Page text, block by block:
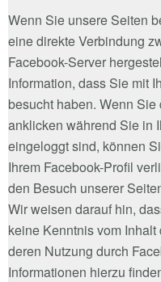
Wenn Sie unsere Seiten
eine direkte Verbindung
Facebook-Server
Information, dass Sie mit
besucht haben. Wenn
anklicken während Sie in
eingeloggt sind, können
Ihrem Facebook-Profil
den Besuch unserer
Wir weisen darauf hin,
keine Kenntnis vom
deren Nutzung durch
Informationen hierzu